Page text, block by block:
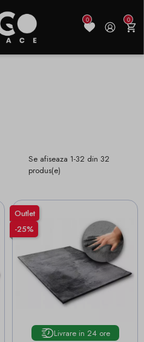
0 0
Se afiseaza 1-32 din 32
produs(e)
Outlet
-25%
Livrare in 24 ore